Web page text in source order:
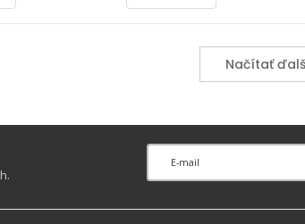
Načítať